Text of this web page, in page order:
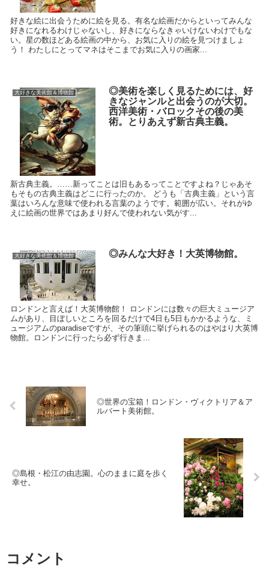
好きな絵に出会うために絵を見る。有名な絵画だからといってみんな
好きになれるわけじゃないし、好きにならなきゃいけないわけでもな
い。星の数ほどある絵画の中から、お気に入りの絵を見つけましょ
う！ わたしにとってマネはそこまでお気に入りの画家...
大好きな美術館＆博物館
◎美術を楽しく見るためには、好
きなジャンルと出会うのが大切。
西洋美術・バロックその後の美
術。とりあえず新古典主義。
新古典主義。……新ってことは旧もあるってことですよね？じゃあそ
もそもの古典主義はどこに行ったのか。 どうも「古典主義」という言
葉はいろんな意味で使われる言葉のようです。範囲が広い。それがゆ
えに絵画の世界ではあまり好んで使われない気がす...
大好きな美術館＆博物館 ◎みんな大好き！大英博物館。
ロンドンと言えば！大英博物館！ ロンドンには数々の巨大ミュージア
ムがあり、目ぼしいところを回るだけで4日も5日もかかるような、ミ
ュージアムのparadiseですが、その筆頭に挙げられるのはやはり大英博
物館。ロンドンに行ったら必ず行きま...
◎世界の宝箱！ロンドン・ヴィクトリア＆ア
ルバート美術館。
◎島根・松江の由志園。心のままに庭を歩く
幸せ。
コメント